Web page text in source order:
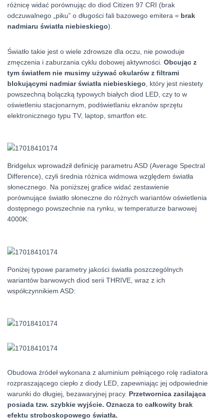
różnicę widać porównując do diod Citizen 97 CRI (brak
odczuwalnego „piku” o długości fali bazowego emitera = brak
nadmiaru światła niebieskiego).
Światło takie jest o wiele zdrowsze dla oczu, nie powoduje
zmęczenia i zaburzania cyklu dobowej aktywności. Obcując z
tym światłem nie musimy używać okularów z filtrami
blokującymi nadmiar światła niebieskiego , który jest niestety
powszechną bolączką typowych białych diod LED, czy to w
oświetleniu stacjonarnym, podświetlaniu ekranów sprzętu
elektronicznego typu TV, laptop, smartfon etc.
Bridgelux wprowadził definicję parametru ASD (Average Spectral
Difference), czyli średnia różnica widmowa względem światła
słonecznego. Na poniższej grafice widać zestawienie
porównujące światło słoneczne do różnych wariantów oświetlenia
dostępnego powszechnie na rynku, w temperaturze barwowej
4000K:
Poniżej typowe parametry jakości światła poszczególnych
wariantów barwowych diod serii THRIVE, wraz z ich
współczynnikiem ASD:
Obudowa źródeł wykonana z aluminium pełniącego rolę radiatora
rozpraszającego ciepło z diody LED, zapewniając jej odpowiednie
warunki do długiej, bezawaryjnej pracy. Przetwornica zasilająca
posiada tzw. szybkie wyjście. Oznacza to całkowity brak
efektu stroboskopowego światła.